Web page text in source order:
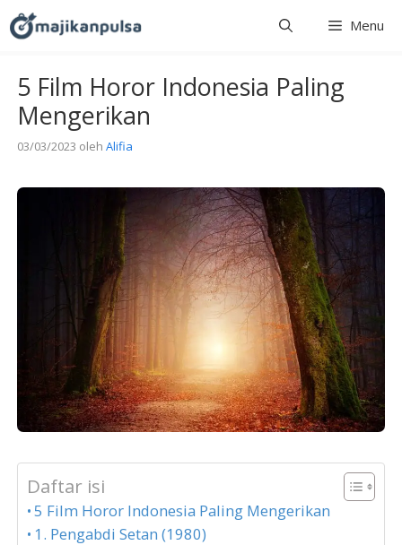
Langsung
ke
Menu
5 Film Horor Indonesia Paling
Mengerikan
03/03/2023 oleh Alifia
Daftar isi
5 Film Horor Indonesia Paling Mengerikan
1. Pengabdi Setan (1980)